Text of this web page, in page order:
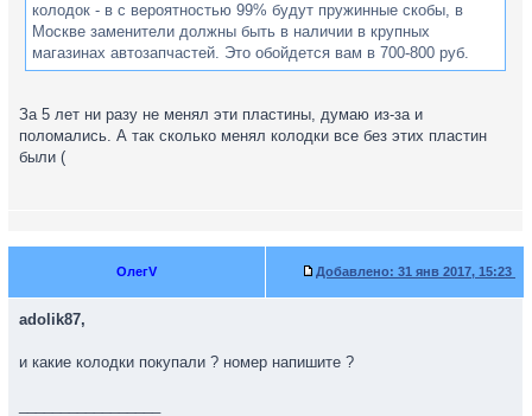
колодок - в с вероятностью 99% будут пружинные скобы, в
Москве заменители должны быть в наличии в крупных
магазинах автозапчастей. Это обойдется вам в 700-800 руб.
За 5 лет ни разу не менял эти пластины, думаю из-за и
поломались. А так сколько менял колодки все без этих пластин
были (
ОлегV Добавлено: 31 янв 2017, 15:23
adolik87,
и какие колодки покупали ? номер напишите ?